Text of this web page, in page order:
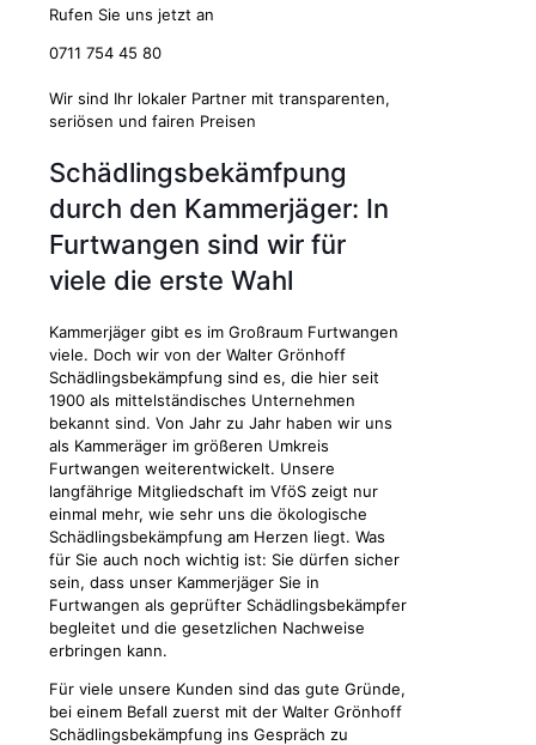
Rufen Sie uns jetzt an
0711 754 45 80
Wir sind Ihr lokaler Partner mit transparenten,
seriösen und fairen Preisen
Schädlingsbekämfpung
durch den Kammerjäger: In
Furtwangen sind wir für
viele die erste Wahl
Kammerjäger gibt es im Großraum Furtwangen
viele. Doch wir von der Walter Grönhoff
Schädlingsbekämpfung sind es, die hier seit
1900 als mittelständisches Unternehmen
bekannt sind. Von Jahr zu Jahr haben wir uns
als Kammeräger im größeren Umkreis
Furtwangen weiterentwickelt. Unsere
langfährige Mitgliedschaft im VföS zeigt nur
einmal mehr, wie sehr uns die ökologische
Schädlingsbekämpfung am Herzen liegt. Was
für Sie auch noch wichtig ist: Sie dürfen sicher
sein, dass unser Kammerjäger Sie in
Furtwangen als geprüfter Schädlingsbekämpfer
begleitet und die gesetzlichen Nachweise
erbringen kann.
Für viele unsere Kunden sind das gute Gründe,
bei einem Befall zuerst mit der Walter Grönhoff
Schädlingsbekämpfung ins Gespräch zu